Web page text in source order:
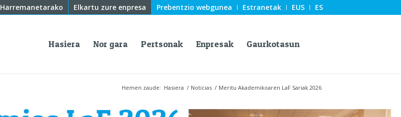
Harremanetarako Elkartu zure enpresa Prebentzio webgunea Estranetak EUS ES
Hasiera Nor gara Pertsonak Enpresak Gaurkotasun
Hemen zaude: Hasiera / Noticias / Meritu Akademikoaren LaF Sariak 2026